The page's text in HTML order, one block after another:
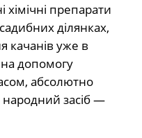
хімічні препарати
ділянках,
качанів уже в
допомогу
абсолютно
засіб —